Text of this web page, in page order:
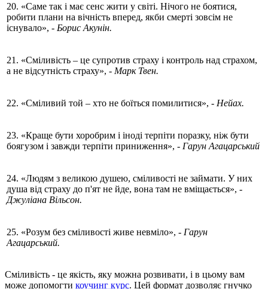
20. «Саме так і має сенс жити у світі. Нічого не боятися,
робити плани на вічність вперед, якби смерті зовсім не
існувало», - Борис Акунін.
21. «Сміливість – це супротив страху і контроль над страхом,
а не відсутність страху», - Марк Твен.
22. «Сміливий той – хто не боїться помилитися», - Нейах.
23. «Краще бути хоробрим і іноді терпіти поразку, ніж бути
боягузом і завжди терпіти приниження», - Гарун Агацарський
24. «Людям з великою душею, сміливості не займати. У них
душа від страху до п'ят не йде, вона там не вміщається», -
Джуліана Вільсон.
25. «Розум без сміливості живе невміло», - Гарун
Агацарський.
Сміливість - це якість, яку можна розвивати, і в цьому вам
може допомогти коучинг курс. Цей формат дозволяє гнучко